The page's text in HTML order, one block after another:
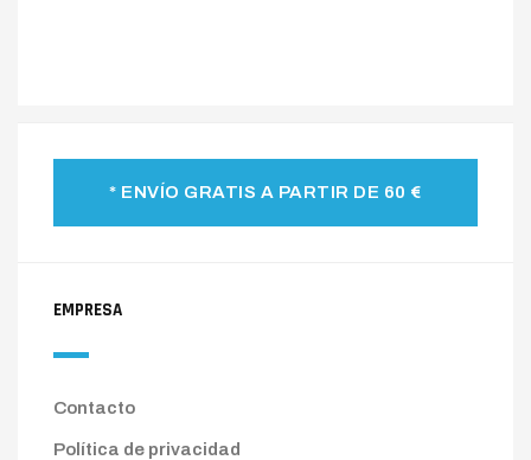
* ENVÍO GRATIS A PARTIR DE 60 €
EMPRESA
Contacto
Política de privacidad